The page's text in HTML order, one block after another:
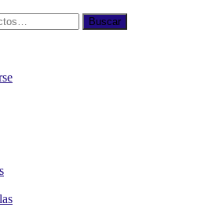
Buscar